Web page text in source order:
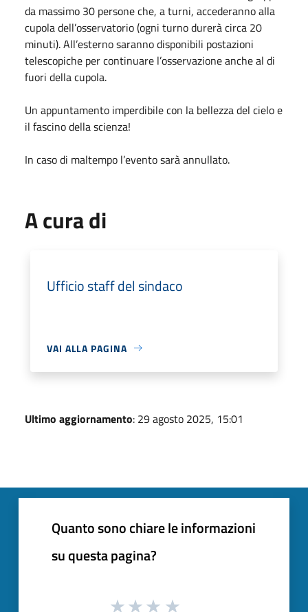
da massimo 30 persone che, a turni, accederanno alla
cupola dell’osservatorio (ogni turno durerà circa 20
minuti). All’esterno saranno disponibili postazioni
telescopiche per continuare l’osservazione anche al di
fuori della cupola.
Un appuntamento imperdibile con la bellezza del cielo e
il fascino della scienza!
In caso di maltempo l’evento sarà annullato.
A cura di
Ufficio staff del sindaco
VAI ALLA PAGINA
Ultimo aggiornamento: 29 agosto 2025, 15:01
Quanto sono chiare le informazioni
su questa pagina?